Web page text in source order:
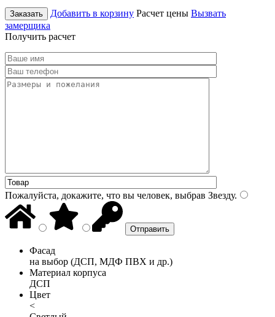
Заказать Добавить в корзину Расчет цены Вызвать
замерщика
Получить расчет
Пожалуйста, докажите, что вы человек, выбрав Звезду.
Фасад
на выбор (ДСП, МДФ ПВХ и др.)
Материал корпуса
ДСП
Цвет
<